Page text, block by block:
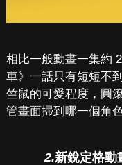
相比一般動畫一集約
車》一話只有短短不
竺鼠的可愛程度，圓
管畫面掃到哪一個角
2.新銳定格動